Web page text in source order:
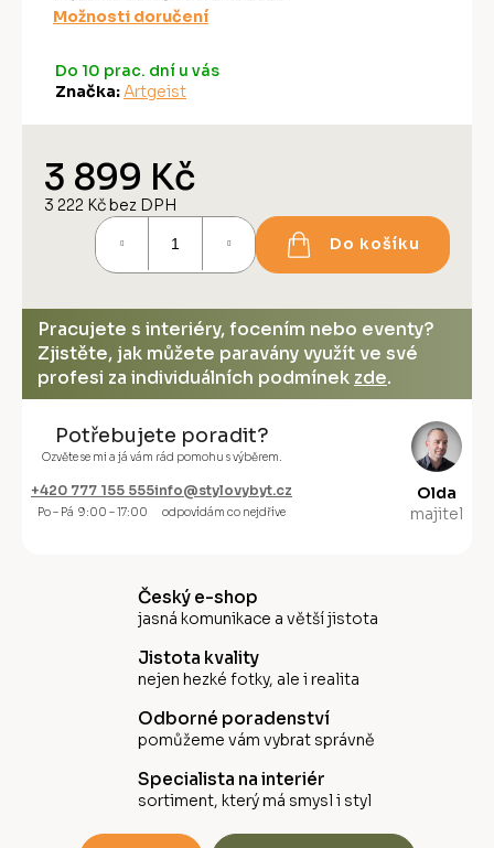
Možnosti doručení
Do 10 prac. dní u vás
Značka: Artgeist
3 899 Kč
3 222 Kč bez DPH
Do košíku
Pracujete s interiéry, focením nebo eventy?
Zjistěte, jak můžete paravány využít ve své
profesi za individuálních podmínek zde.
Potřebujete poradit?
Ozvěte se mi a já vám rád pomohu s výběrem.
+420 777 155 555
Po – Pá 9:00 – 17:00
info@stylovybyt.cz
odpovídám co nejdříve
Olda
majitel
Český e-shop
jasná komunikace a větší jistota
Jistota kvality
nejen hezké fotky, ale i realita
Odborné poradenství
pomůžeme vám vybrat správně
Specialista na interiér
sortiment, který má smysl i styl